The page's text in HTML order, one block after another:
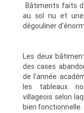
Bâtiments faits
au sol nu et
dégouliner
Les deux
des cases
de l'année
les tableaux
villageois selon
bien fonctionnelle.